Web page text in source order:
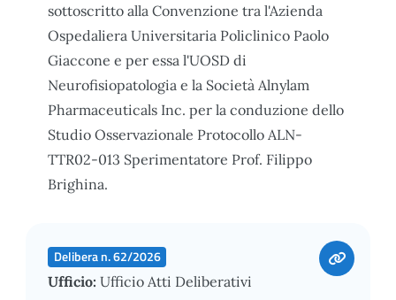
sottoscritto alla Convenzione tra l'Azienda
Ospedaliera Universitaria Policlinico Paolo
Giaccone e per essa l'UOSD di
Neurofisiopatologia e la Società Alnylam
Pharmaceuticals Inc. per la conduzione dello
Studio Osservazionale Protocollo ALN-
TTR02-013 Sperimentatore Prof. Filippo
Brighina.
Delibera n. 62/2026
Ufficio: Ufficio Atti Deliberativi